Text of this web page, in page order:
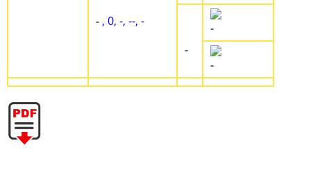
- , 0, -, --, -
-
-
-